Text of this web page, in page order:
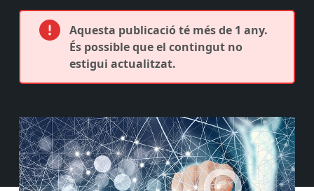
Aquesta publicació té més de 1 any.
És possible que el contingut no
estigui actualitzat.